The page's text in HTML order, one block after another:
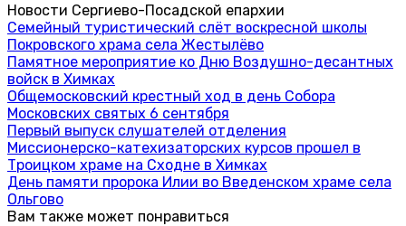
Новости Сергиево-Посадской епархии
Семейный туристический слёт воскресной школы
Покровского храма села Жестылёво
Памятное мероприятие ко Дню Воздушно-десантных
войск в Химках
Общемосковский крестный ход в день Собора
Московских святых 6 сентября
Первый выпуск слушателей отделения
Миссионерско-катехизаторских курсов прошел в
Троицком храме на Сходне в Химках
День памяти пророка Илии во Введенском храме села
Ольгово
Вам также может понравиться